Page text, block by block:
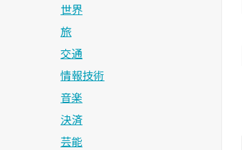
世界
旅
交通
情報技術
音楽
決済
芸能